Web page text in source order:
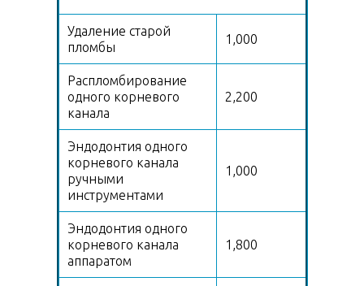
Удаление старой
пломбы
1,000
Распломбирование
одного корневого
канала
2,200
Эндодонтия одного
корневого канала
ручными
инструментами
1,000
Эндодонтия одного
корневого канала
аппаратом
1,800